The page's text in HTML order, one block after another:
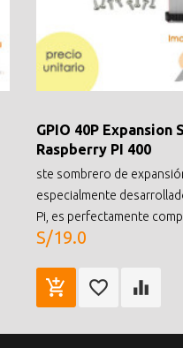
GPIO 40P Expansion
Raspberry PI 400
ste sombrero de
especialmente
Pi, es perfectamente
S/19.0